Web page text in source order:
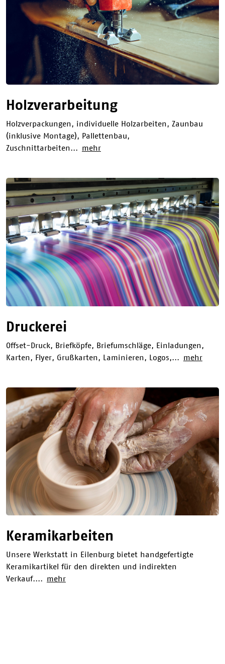
Holzverarbeitung
Holzverpackungen, individuelle Holzarbeiten, Zaunbau
(inklusive Montage), Pallettenbau,
Zuschnittarbeiten... mehr
Druckerei
Offset-Druck, Briefköpfe, Briefumschläge, Einladungen,
Karten, Flyer, Grußkarten, Laminieren, Logos,...
mehr
Keramikarbeiten
Unsere Werkstatt in Eilenburg bietet handgefertigte
Keramikartikel für den direkten und indirekten
Verkauf.... mehr